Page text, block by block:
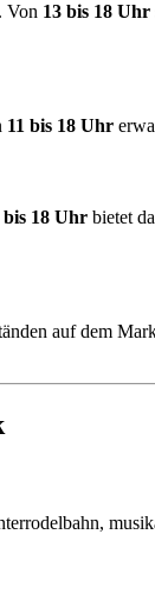
Von 13 bis 18 Uhr
11 bis 18 Uhr
bis 18 Uhr bietet
auf dem